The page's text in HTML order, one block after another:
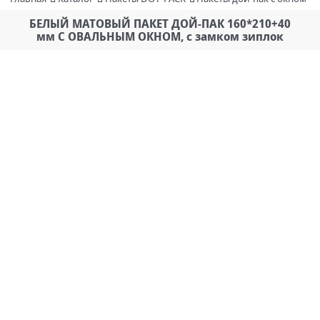
БЕЛЫЙ МАТОВЫЙ ПАКЕТ ДОЙ-ПАК 160*210+40
мм С ОВАЛЬНЫМ ОКНОМ, с замком зиплок